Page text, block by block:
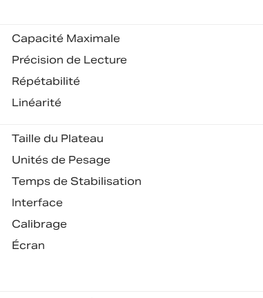
Capacité Maximale
Précision de Lecture
Répétabilité
Linéarité
Taille du Plateau
Unités de Pesage
Temps de Stabilisation
Interface
Calibrage
Écran